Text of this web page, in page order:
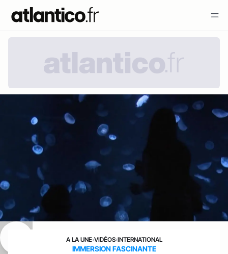
A LA UNE›VIDÉOS›INTERNATIONAL
IMMERSION FASCINANTE